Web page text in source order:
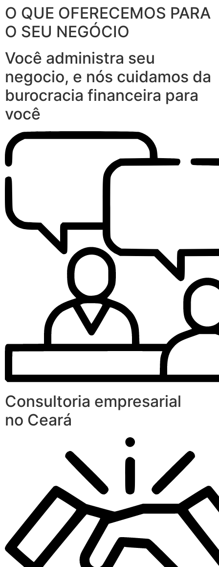
O QUE OFERECEMOS PARA
O SEU NEGÓCIO
Você administra seu
negocio, e nós cuidamos da
burocracia financeira para
você
Consultoria empresarial
no Ceará